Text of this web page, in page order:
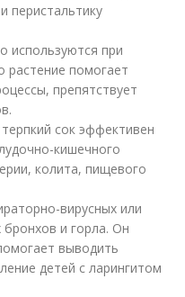
перистальтику
используются при
растение помогает
препятствует
сок эффективен
кишечного
колита, пищевого
вирусных или
и горла. Он
выводить
детей с ларингитом